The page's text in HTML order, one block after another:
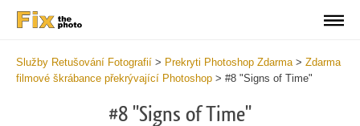
Služby Retušování Fotografií > Prekryti Photoshop Zdarma> Zdarma
filmové škrábance překrývající Photoshop > #8 "Signs of Time"
#8 "Signs of Time"